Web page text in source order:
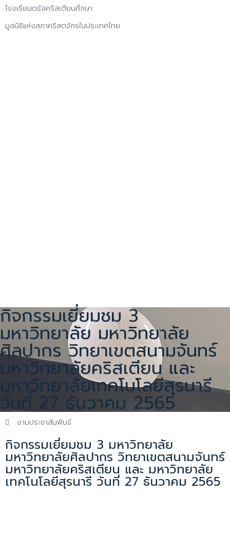
โรงเรียนตรังคริสเตียนศึกษา
มูลนิธิแห่งสภาคริสตจักรในประเทศไทย
กิจกรรมเยี่ยมชม 3
มหาวิทยาลัย มหาวิทยาลัย
ศิลปากร วิทยาเขตสนามจันทร์
มหาวิทยาลัยคริสเตียน และ
มหาวิทยาลัยเทคโนโลยีสุรนารี
วันที่ 27 ธันวาคม 2565
งานประชาสัมพันธ์
กิจกรรมเยี่ยมชม 3 มหาวิทยาลัย
มหาวิทยาลัยศิลปากร วิทยาเขตสนามจันทร์
มหาวิทยาลัยคริสเตียน และ มหาวิทยาลัย
เทคโนโลยีสุรนารี วันที่ 27 ธันวาคม 2565